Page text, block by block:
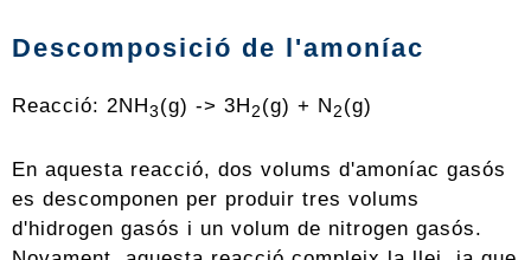
Descomposició de l'amoníac
Reacció: 2NH3(g) -> 3H2(g) + N2(g)
En aquesta reacció, dos volums d'amoníac gasós
es descomponen per produir tres volums
d'hidrogen gasós i un volum de nitrogen gasós.